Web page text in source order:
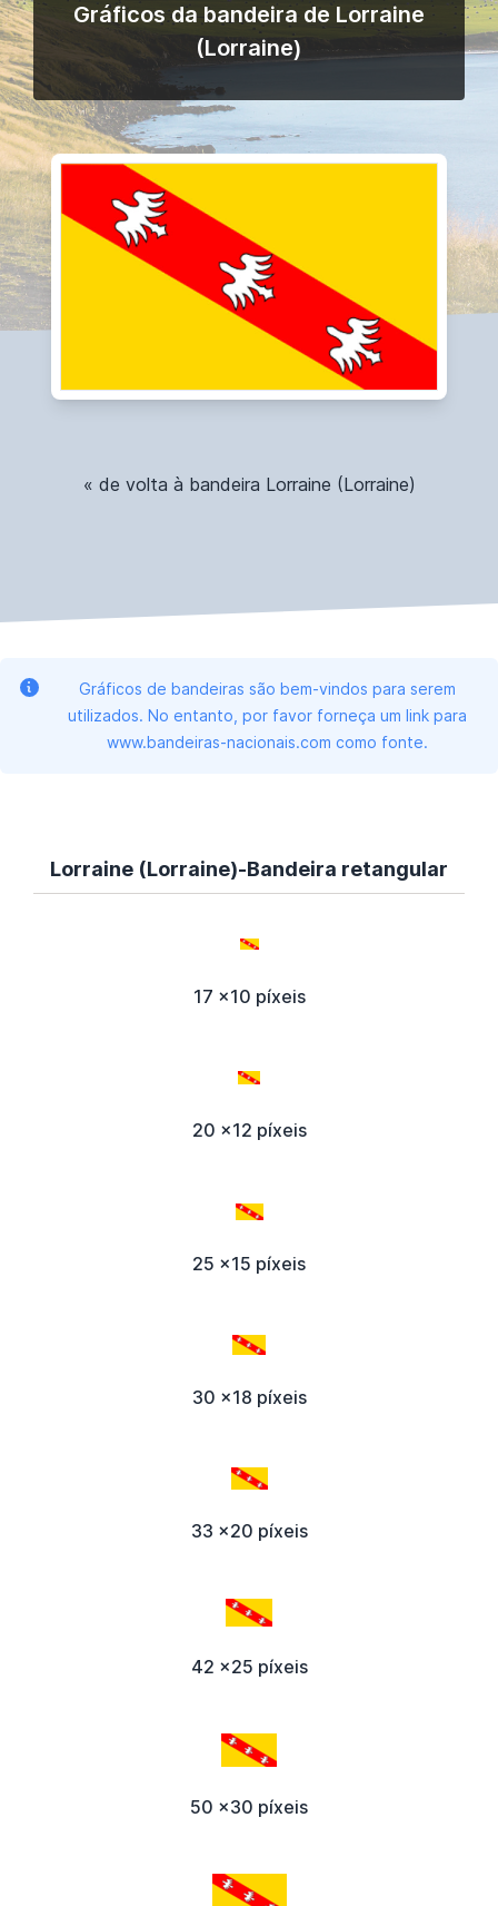
Gráficos da bandeira de Lorraine
(Lorraine)
« de volta à bandeira Lorraine (Lorraine)
Gráficos de bandeiras são bem-vindos para serem
utilizados. No entanto, por favor forneça um link para
www.bandeiras-nacionais.com como fonte.
Lorraine (Lorraine)-Bandeira retangular
17 x10 píxeis
20 x12 píxeis
25 x15 píxeis
30 x18 píxeis
33 x20 píxeis
42 x25 píxeis
50 x30 píxeis